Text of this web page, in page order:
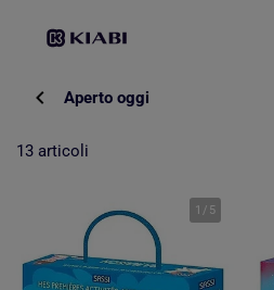
Aperto oggi
13 articoli
1 / 5